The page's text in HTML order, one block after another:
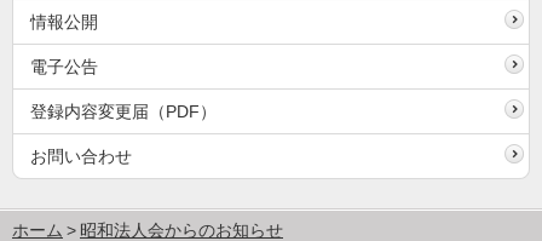
情報公開
電子公告
登録内容変更届（PDF）
お問い合わせ
ホーム
昭和法人会からのお知らせ